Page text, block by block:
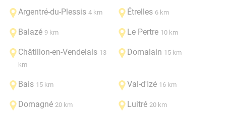
Argentré-du-Plessis 4 km Étrelles 6 km
Balazé 9 km Le Pertre 10 km
Châtillon-en-Vendelais 13
km
Domalain 15 km
Bais 15 km Val-d'Izé 16 km
Domagné 20 km Luitré 20 km